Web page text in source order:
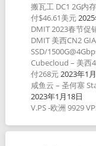
搬瓦工 DC1 2G内
付$46.61美元
DMIT 2023春节促
DMIT 美西CN2
SSD/
Cubecloud – 美西
付268元2023年1
咸鱼云 – 圣何塞
2023年1月18日
V.PS -欧洲 9929